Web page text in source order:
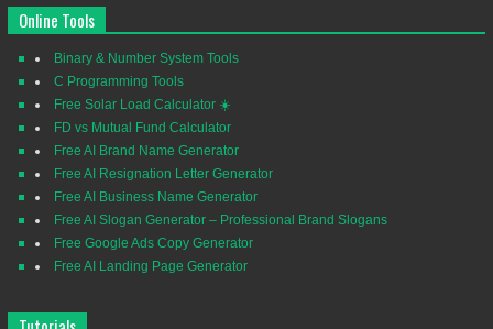
Online Tools
Binary & Number System Tools
C Programming Tools
Free Solar Load Calculator ☀️
FD vs Mutual Fund Calculator
Free AI Brand Name Generator
Free AI Resignation Letter Generator
Free AI Business Name Generator
Free AI Slogan Generator – Professional Brand Slogans
Free Google Ads Copy Generator
Free AI Landing Page Generator